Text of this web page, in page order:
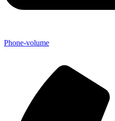
Phone-volume